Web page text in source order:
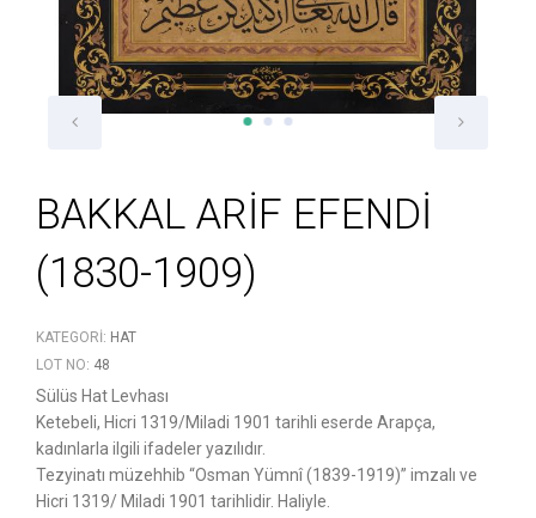
BAKKAL ARİF EFENDİ
(1830-1909)
KATEGORI: HAT
LOT NO: 48
Sülüs Hat Levhası
Ketebeli, Hicri 1319/Miladi 1901 tarihli eserde Arapça,
kadınlarla ilgili ifadeler yazılıdır.
Tezyinatı müzehhib “Osman Yümnî (1839-1919)” imzalı ve
Hicri 1319/ Miladi 1901 tarihlidir. Haliyle.